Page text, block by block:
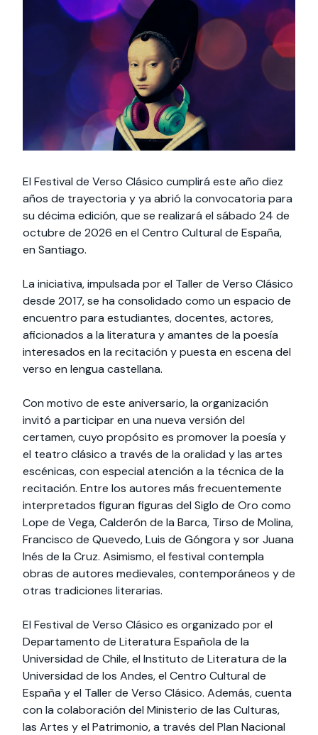
cursos
Especialidades y
estadías
International
students
interesar:
2025
vinculación con la
sociedad
Extensión Cultural
Filantropía y Donaciones
intercambio
Servicios y apoyos
Te puede
Explora el campus
Uandes
El Festival de Verso Clásico cumplirá este año diez
años de trayectoria y ya abrió la convocatoria para
su décima edición, que se realizará el sábado 24 de
octubre de 2026 en el Centro Cultural de España,
en Santiago.
La iniciativa, impulsada por el Taller de Verso Clásico
desde 2017, se ha consolidado como un espacio de
encuentro para estudiantes, docentes, actores,
aficionados a la literatura y amantes de la poesía
interesados en la recitación y puesta en escena del
verso en lengua castellana.
Con motivo de este aniversario, la organización
invitó a participar en una nueva versión del
certamen, cuyo propósito es promover la poesía y
el teatro clásico a través de la oralidad y las artes
escénicas, con especial atención a la técnica de la
recitación. Entre los autores más frecuentemente
interpretados figuran figuras del Siglo de Oro como
Lope de Vega, Calderón de la Barca, Tirso de Molina,
Francisco de Quevedo, Luis de Góngora y sor Juana
Inés de la Cruz. Asimismo, el festival contempla
obras de autores medievales, contemporáneos y de
otras tradiciones literarias.
El Festival de Verso Clásico es organizado por el
Departamento de Literatura Española de la
Universidad de Chile, el Instituto de Literatura de la
Universidad de los Andes, el Centro Cultural de
España y el Taller de Verso Clásico. Además, cuenta
con la colaboración del Ministerio de las Culturas,
las Artes y el Patrimonio, a través del Plan Nacional